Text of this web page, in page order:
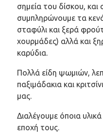
σημεία του δίσκου, και
συμπληρώνουμε τα
σταφύλι και ξερά
χουρμάδες) αλλά και
καρύδια.
Πολλά είδη ψωμιών,
παξιμάδακια και
μας.
Διαλέγουμε όποια
εποχή τους.